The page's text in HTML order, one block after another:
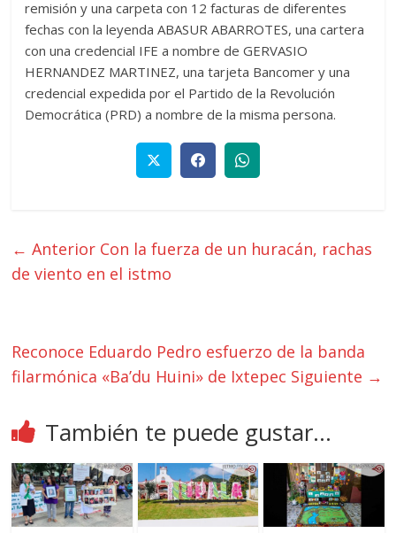
remisión y una carpeta con 12 facturas de diferentes
fechas con la leyenda ABASUR ABARROTES, una cartera
con una credencial IFE a nombre de GERVASIO
HERNANDEZ MARTINEZ, una tarjeta Bancomer y una
credencial expedida por el Partido de la Revolución
Democrática (PRD) a nombre de la misma persona.
← Anterior Con la fuerza de un huracán, rachas
de viento en el istmo
Reconoce Eduardo Pedro esfuerzo de la banda
filarmónica «Ba’du Huini» de Ixtepec Siguiente →
También te puede gustar...